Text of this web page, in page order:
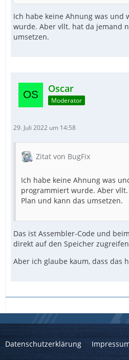
Ich habe keine Ahnung was und
wurde. Aber vllt. hat da jemand
umsetzen.
Oscar
Moderator
29. Juli 2022 um 14:58
Zitat von BugFix
Ich habe keine Ahnung was
programmiert wurde. Aber
Plan und kann das umsetzen.
Das ist Assembler-Code und
direkt auf den Speicher
Aber ich glaube kaum, dass das
Datenschutzerklärung